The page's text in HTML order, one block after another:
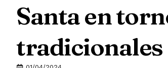
Santa en
tradicionales